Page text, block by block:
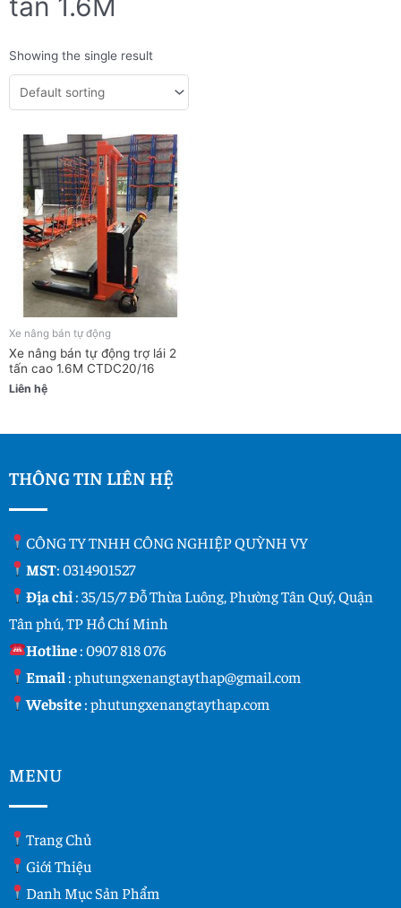
tấn 1.6M
Showing the single result
Xe nâng bán tự động
Xe nâng bán tự động trợ lái 2
tấn cao 1.6M CTDC20/16
Liên hệ
THÔNG TIN LIÊN HỆ
CÔNG TY TNHH CÔNG NGHIỆP QUỲNH VY
MST: 0314901527
Địa chỉ: 35/15/7 Đỗ Thừa Luông, Phường Tân Quý, Quận
Tân phú, TP Hồ Chí Minh
Hotline:0907 818 076
Email :phutungxenangtaythap@gmail.com
Website:phutungxenangtaythap.com
MENU
Trang Chủ
Giới Thiệu
Danh Mục Sản Phẩm